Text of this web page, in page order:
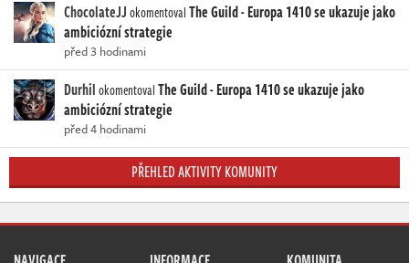
ChocolateJJokomentovalThe Guild - Europa 1410 se ukazuje jako
ambiciózní strategie
před 3 hodinami
DurhilokomentovalThe Guild - Europa 1410 se ukazuje jako
ambiciózní strategie
před 4 hodinami
PŘEHLED AKTIVITY KOMUNITY